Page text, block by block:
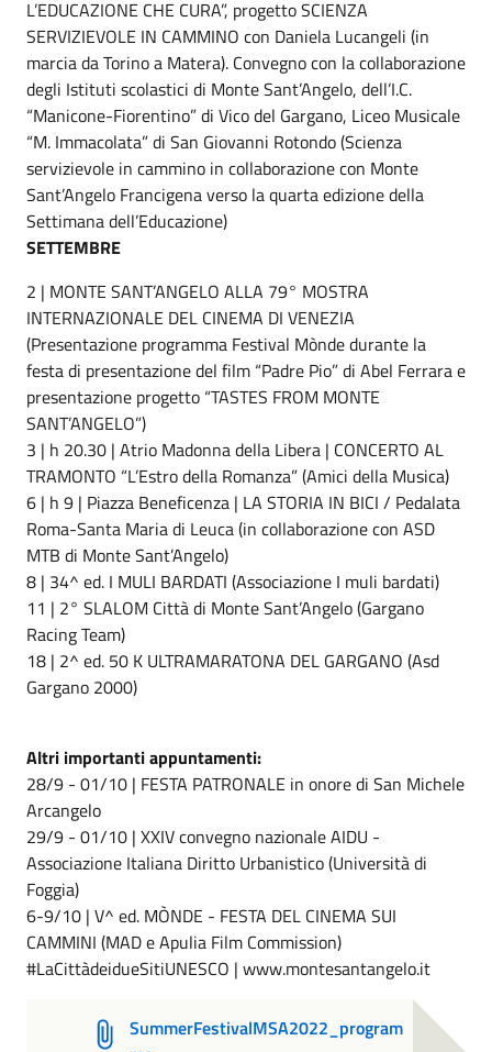
L’EDUCAZIONE CHE CURA”, progetto SCIENZA
SERVIZIEVOLE IN CAMMINO con Daniela Lucangeli (in
marcia da Torino a Matera). Convegno con la collaborazione
degli Istituti scolastici di Monte Sant’Angelo, dell’I.C.
“Manicone-Fiorentino” di Vico del Gargano, Liceo Musicale
“M. Immacolata” di San Giovanni Rotondo (Scienza
servizievole in cammino in collaborazione con Monte
Sant’Angelo Francigena verso la quarta edizione della
Settimana dell’Educazione)
SETTEMBRE
2 | MONTE SANT’ANGELO ALLA 79° MOSTRA
INTERNAZIONALE DEL CINEMA DI VENEZIA
(Presentazione programma Festival Mònde durante la
festa di presentazione del film “Padre Pio” di Abel Ferrara e
presentazione progetto “TASTES FROM MONTE
SANT’ANGELO”)
3 | h 20.30 | Atrio Madonna della Libera | CONCERTO AL
TRAMONTO “L’Estro della Romanza” (Amici della Musica)
6 | h 9 | Piazza Beneficenza | LA STORIA IN BICI / Pedalata
Roma-Santa Maria di Leuca (in collaborazione con ASD
MTB di Monte Sant’Angelo)
8 | 34^ ed. I MULI BARDATI (Associazione I muli bardati)
11 | 2° SLALOM Città di Monte Sant’Angelo (Gargano
Racing Team)
18 | 2^ ed. 50 K ULTRAMARATONA DEL GARGANO (Asd
Gargano 2000)
Altri importanti appuntamenti:
28/9 - 01/10 | FESTA PATRONALE in onore di San Michele
Arcangelo
29/9 - 01/10 | XXIV convegno nazionale AIDU -
Associazione Italiana Diritto Urbanistico (Università di
Foggia)
6-9/10 | V^ ed. MÒNDE - FESTA DEL CINEMA SUI
CAMMINI (MAD e Apulia Film Commission)
#LaCittàdeidueSitiUNESCO | www.montesantangelo.it
SummerFestivalMSA2022_program